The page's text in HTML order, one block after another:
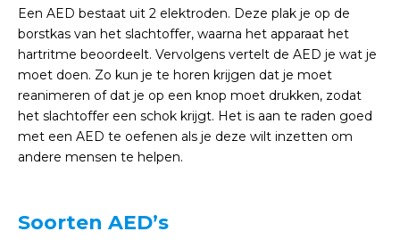
Een AED bestaat uit 2 elektroden. Deze plak je op de
borstkas van het slachtoffer, waarna het apparaat het
hartritme beoordeelt. Vervolgens vertelt de AED je wat je
moet doen. Zo kun je te horen krijgen dat je moet
reanimeren of dat je op een knop moet drukken, zodat
het slachtoffer een schok krijgt. Het is aan te raden goed
met een AED te oefenen als je deze wilt inzetten om
andere mensen te helpen.
Soorten AED’s